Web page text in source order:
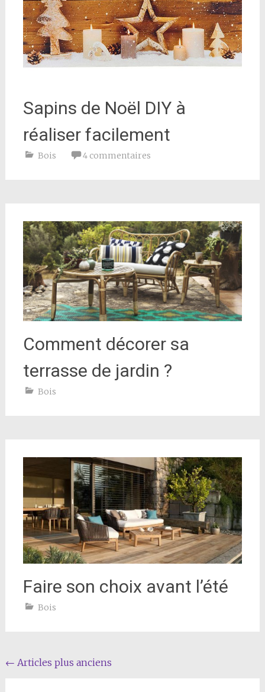
Sapins de Noël DIY à
réaliser facilement
Bois 4 commentaires
Comment décorer sa
terrasse de jardin ?
Bois
Faire son choix avant l’été
Bois
Navigation
← Articles plus anciens